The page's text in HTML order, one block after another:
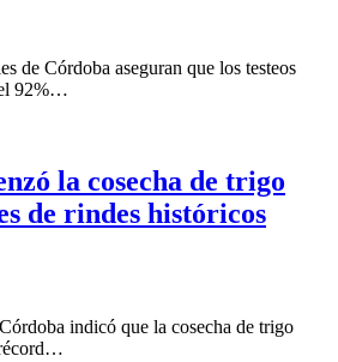
de Córdoba aseguran que los testeos
el 92%…
la cosecha de trigo
de rindes históricos
indicó que la cosecha de trigo